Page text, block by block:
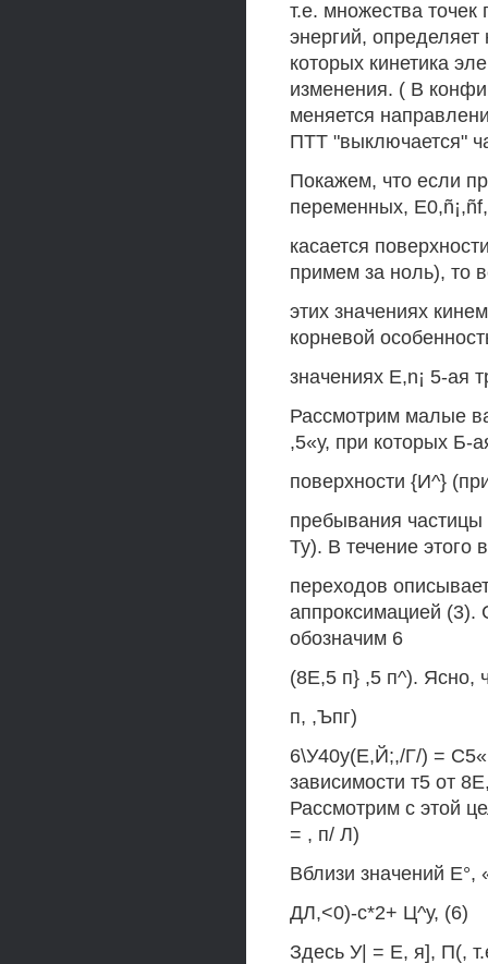
т.е. множества
энергий, определяет
которых кинетика
изменения. ( В
меняется
ПТТ "выключается"
Покажем, что если
переменных,
касается
примем за ноль), то
этих значениях
корневой
значениях E,n¡ 5-ая
Рассмотрим малые
,5«у, при которых Б-
поверхности {И^}
пребывания
Ту). В течение этого
переходов
аппроксимацией (3).
обозначим 6
(8Е,5 п} ,5 п^). Ясно,
п, ,Ъпг)
6\У40у(Е,Й;,/Г/) =
зависимости т5 от
Рассмотрим с этой
= , п/ Л)
Вблизи значений
ДЛ,<0)-с*2+ Ц^у, (6)
Здесь У| = Е, я], П(,